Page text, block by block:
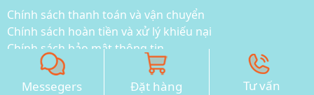
Chính sách thanh toán và vận chuyển
Chính sách hoàn tiền và xử lý khiếu nại
Chính sách bảo mật thông tin
Phương thức thanh toán
Messegers Đặt hàng Tư vấn